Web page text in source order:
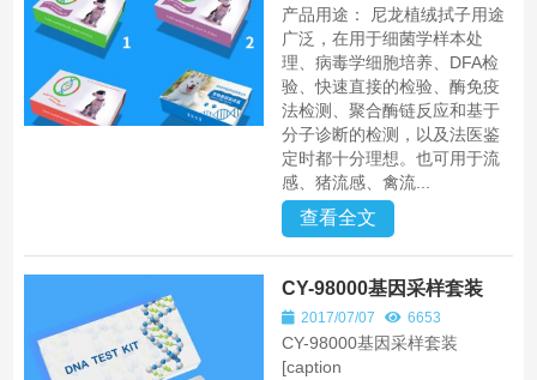
产品用途： 尼龙植绒拭子用途
广泛，在用于细菌学样本处
理、病毒学细胞培养、DFA检
验、快速直接的检验、酶免疫
法检测、聚合酶链反应和基于
分子诊断的检测，以及法医鉴
定时都十分理想。也可用于流
感、猪流感、禽流...
查看全文
CY-98000基因采样套装
2017/07/07 6653
CY-98000基因采样套装
[caption